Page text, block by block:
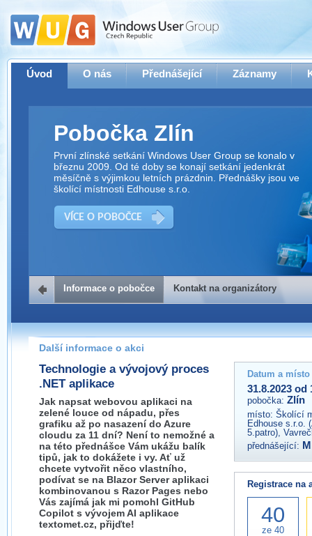
Úvod O nás Přednášející Záznamy
Pobočka Zlín
První zlínské setkání Windows User Group se konalo v
březnu 2009. Od té doby se konají setkání jedenkrát
měsíčně s výjimkou letních prázdnin. Přednášky jsou ve
školící místnosti Edhouse s.r.o.
VÍCE O POBOČCE
Kontakt na organizátory
Pokud máte jakýkoliv dotaz na organizátory této akce,
prosím neváhejte nás kontaktovat na e-mailu:
zlin@wug.cz
Informace o pobočce Kontakt na organizátory
Další informace o akci
Technologie a vývojový proces
.NET aplikace
Jak napsat webovou aplikaci na
zelené louce od nápadu, přes
grafiku až po nasazení do Azure
cloudu za 11 dní? Není to nemožné a
na této přednášce Vám ukážu balík
tipů, jak to dokážete i vy. Ať už
chcete vytvořit něco vlastního,
podívat se na Blazor Server aplikaci
kombinovanou s Razor Pages nebo
Vás zajímá jak mi pomohl GitHub
Copilot s vývojem AI aplikace
textomet.cz, přijďte!
Datum a
31.8.2023 od
pobočka: Zlín
místo: Školící
Edhouse s.r.o.
5.patro),
přednášející:
Registrace na
40
ze 40